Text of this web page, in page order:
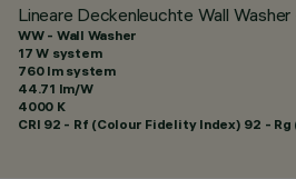
Lineare Deckenleuchte Wall
WW - Wall Washer
17 W system
760 lm system
44.71 lm/W
4000 K
CRI 92 - Rf (Colour Fidelity Index) 92 - Rg